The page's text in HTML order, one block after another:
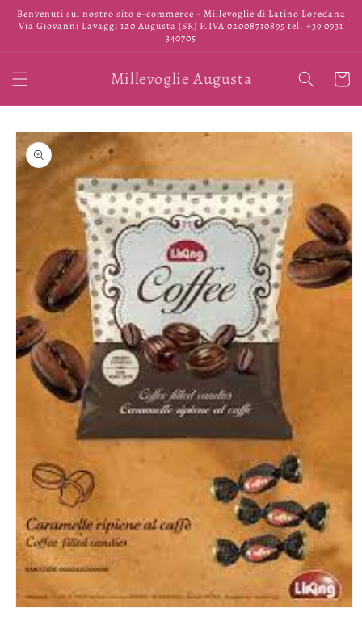
direttamente
ai contenuti
Benvenuti sul nostro sito e-commerce - Millevoglie di Latino Loredana
Via Giovanni Lavaggi 120 Augusta (SR) P.IVA 02008710895 tel. +39 0931
340705
Millevoglie Augusta
Passa alle
informazioni
sul prodotto